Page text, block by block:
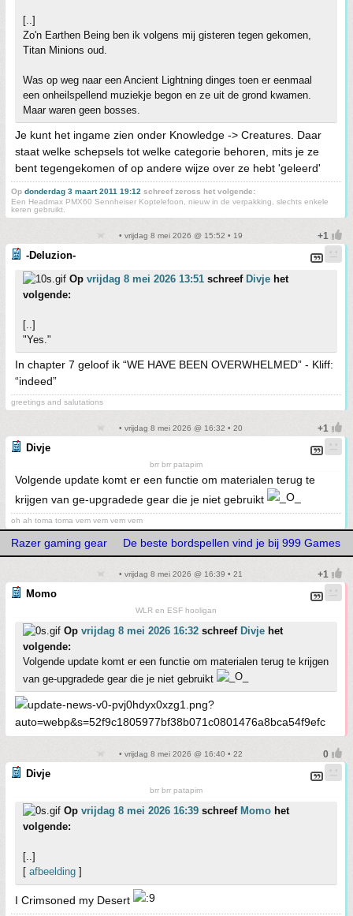
[..]
Zo'n Earthen Being ben ik volgens mij gisteren tegen gekomen,
Titan Minions oud.
Was op weg naar een Ancient Lightning dinges toen er eenmaal
een onheilspellend muziekje begon en ze uit de grond kwamen.
Maar waren geen bosses.
Je kunt het ingame zien onder Knowledge -> Creatures. Daar
staat welke schepsels tot welke categorie behoren, mits je ze
bent tegengekomen of op andere wijze over ze hebt 'geleerd'
Op donderdag 3 maart 2011 19:12 schreef zeross het volgende:
Een Headmax PMX60 Sennheiser Koptelefoon, nieuw in de verpakking, slechts enkele
keren gebruikt.
• vrijdag 8 mei 2026 @ 15:52 • 19
-Deluzion-
Op vrijdag 8 mei 2026 13:51 schreef Divje het
volgende:
[..]
"Yes."
In chapter 7 geloof ik “WE HAVE BEEN OVERWHELMED” - Kliff:
“indeed”
greetings and salutations
• vrijdag 8 mei 2026 @ 16:32 • 20
Divje
brr brr patapim
Volgende update komt er een functie om materialen terug te
krijgen van ge-upgradede gear die je niet gebruikt
oh ah toma toma vem vem vem vem
Razer gaming gear De beste bordspellen vind je bij 999 Games
• vrijdag 8 mei 2026 @ 16:39 • 21
Momo
WLR en ESF hooligan
Op vrijdag 8 mei 2026 16:32 schreef Divje het
volgende:
Volgende update komt er een functie om materialen terug te krijgen
van ge-upgradede gear die je niet gebruikt
• vrijdag 8 mei 2026 @ 16:40 • 22
Divje
brr brr patapim
Op vrijdag 8 mei 2026 16:39 schreef Momo het
volgende:
[..]
[ afbeelding ]
I Crimsoned my Desert